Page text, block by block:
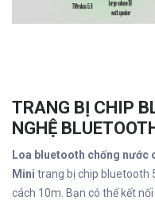
TRANG BỊ CHIP
NGHỆ
Loa bluetooth chống nước
Mini trang bị chip bluetooth
cách 10m. Bạn có thể kết